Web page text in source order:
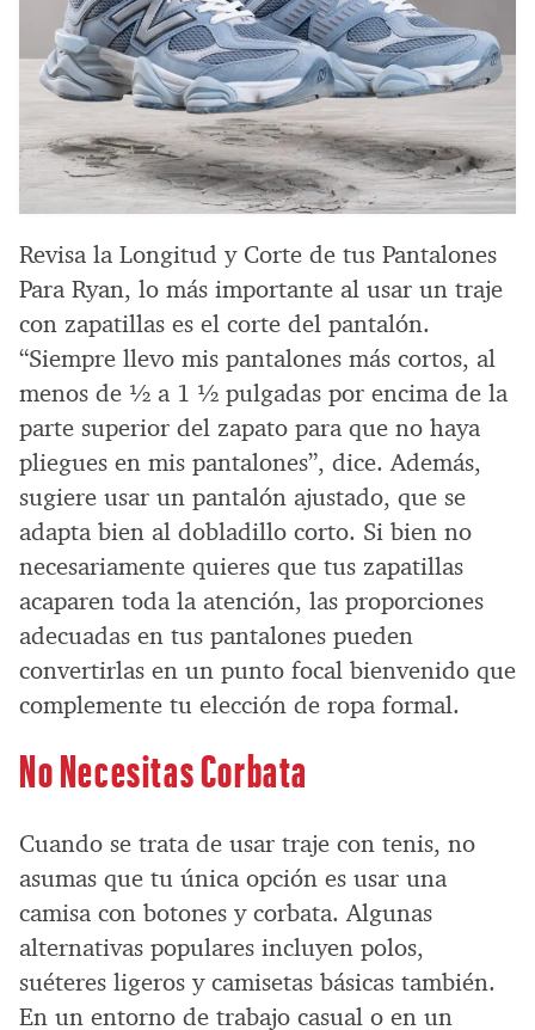
Revisa la Longitud y Corte de tus Pantalones
Para Ryan, lo más importante al usar un traje
con zapatillas es el corte del pantalón.
“Siempre llevo mis pantalones más cortos, al
menos de ½ a 1 ½ pulgadas por encima de la
parte superior del zapato para que no haya
pliegues en mis pantalones”, dice. Además,
sugiere usar un pantalón ajustado, que se
adapta bien al dobladillo corto. Si bien no
necesariamente quieres que tus zapatillas
acaparen toda la atención, las proporciones
adecuadas en tus pantalones pueden
convertirlas en un punto focal bienvenido que
complemente tu elección de ropa formal.
No Necesitas Corbata
Cuando se trata de usar traje con tenis, no
asumas que tu única opción es usar una
camisa con botones y corbata. Algunas
alternativas populares incluyen polos,
suéteres ligeros y camisetas básicas también.
En un entorno de trabajo casual o en un